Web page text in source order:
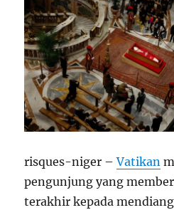
risques-niger –Vatikan
pengunjung yang
terakhir kepada